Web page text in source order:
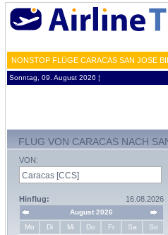
NONSTOP FLÜGE CARACAS SAN JOSE
Sonntag, 09. August 2026 ¦
FLUG VON CARACAS NACH
VON:
Hinflug: 16.08.2026
August 2026
Mo
Di Mi Do Fr Sa So